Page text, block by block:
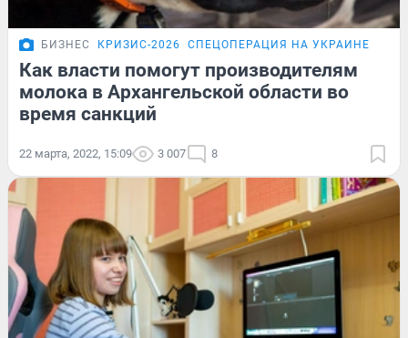
БИЗНЕС КРИЗИС-2026 СПЕЦОПЕРАЦИЯ НА УКРАИНЕ
Как власти помогут производителям
молока в Архангельской области во
время санкций
22 марта, 2022, 15:09 3 007 8